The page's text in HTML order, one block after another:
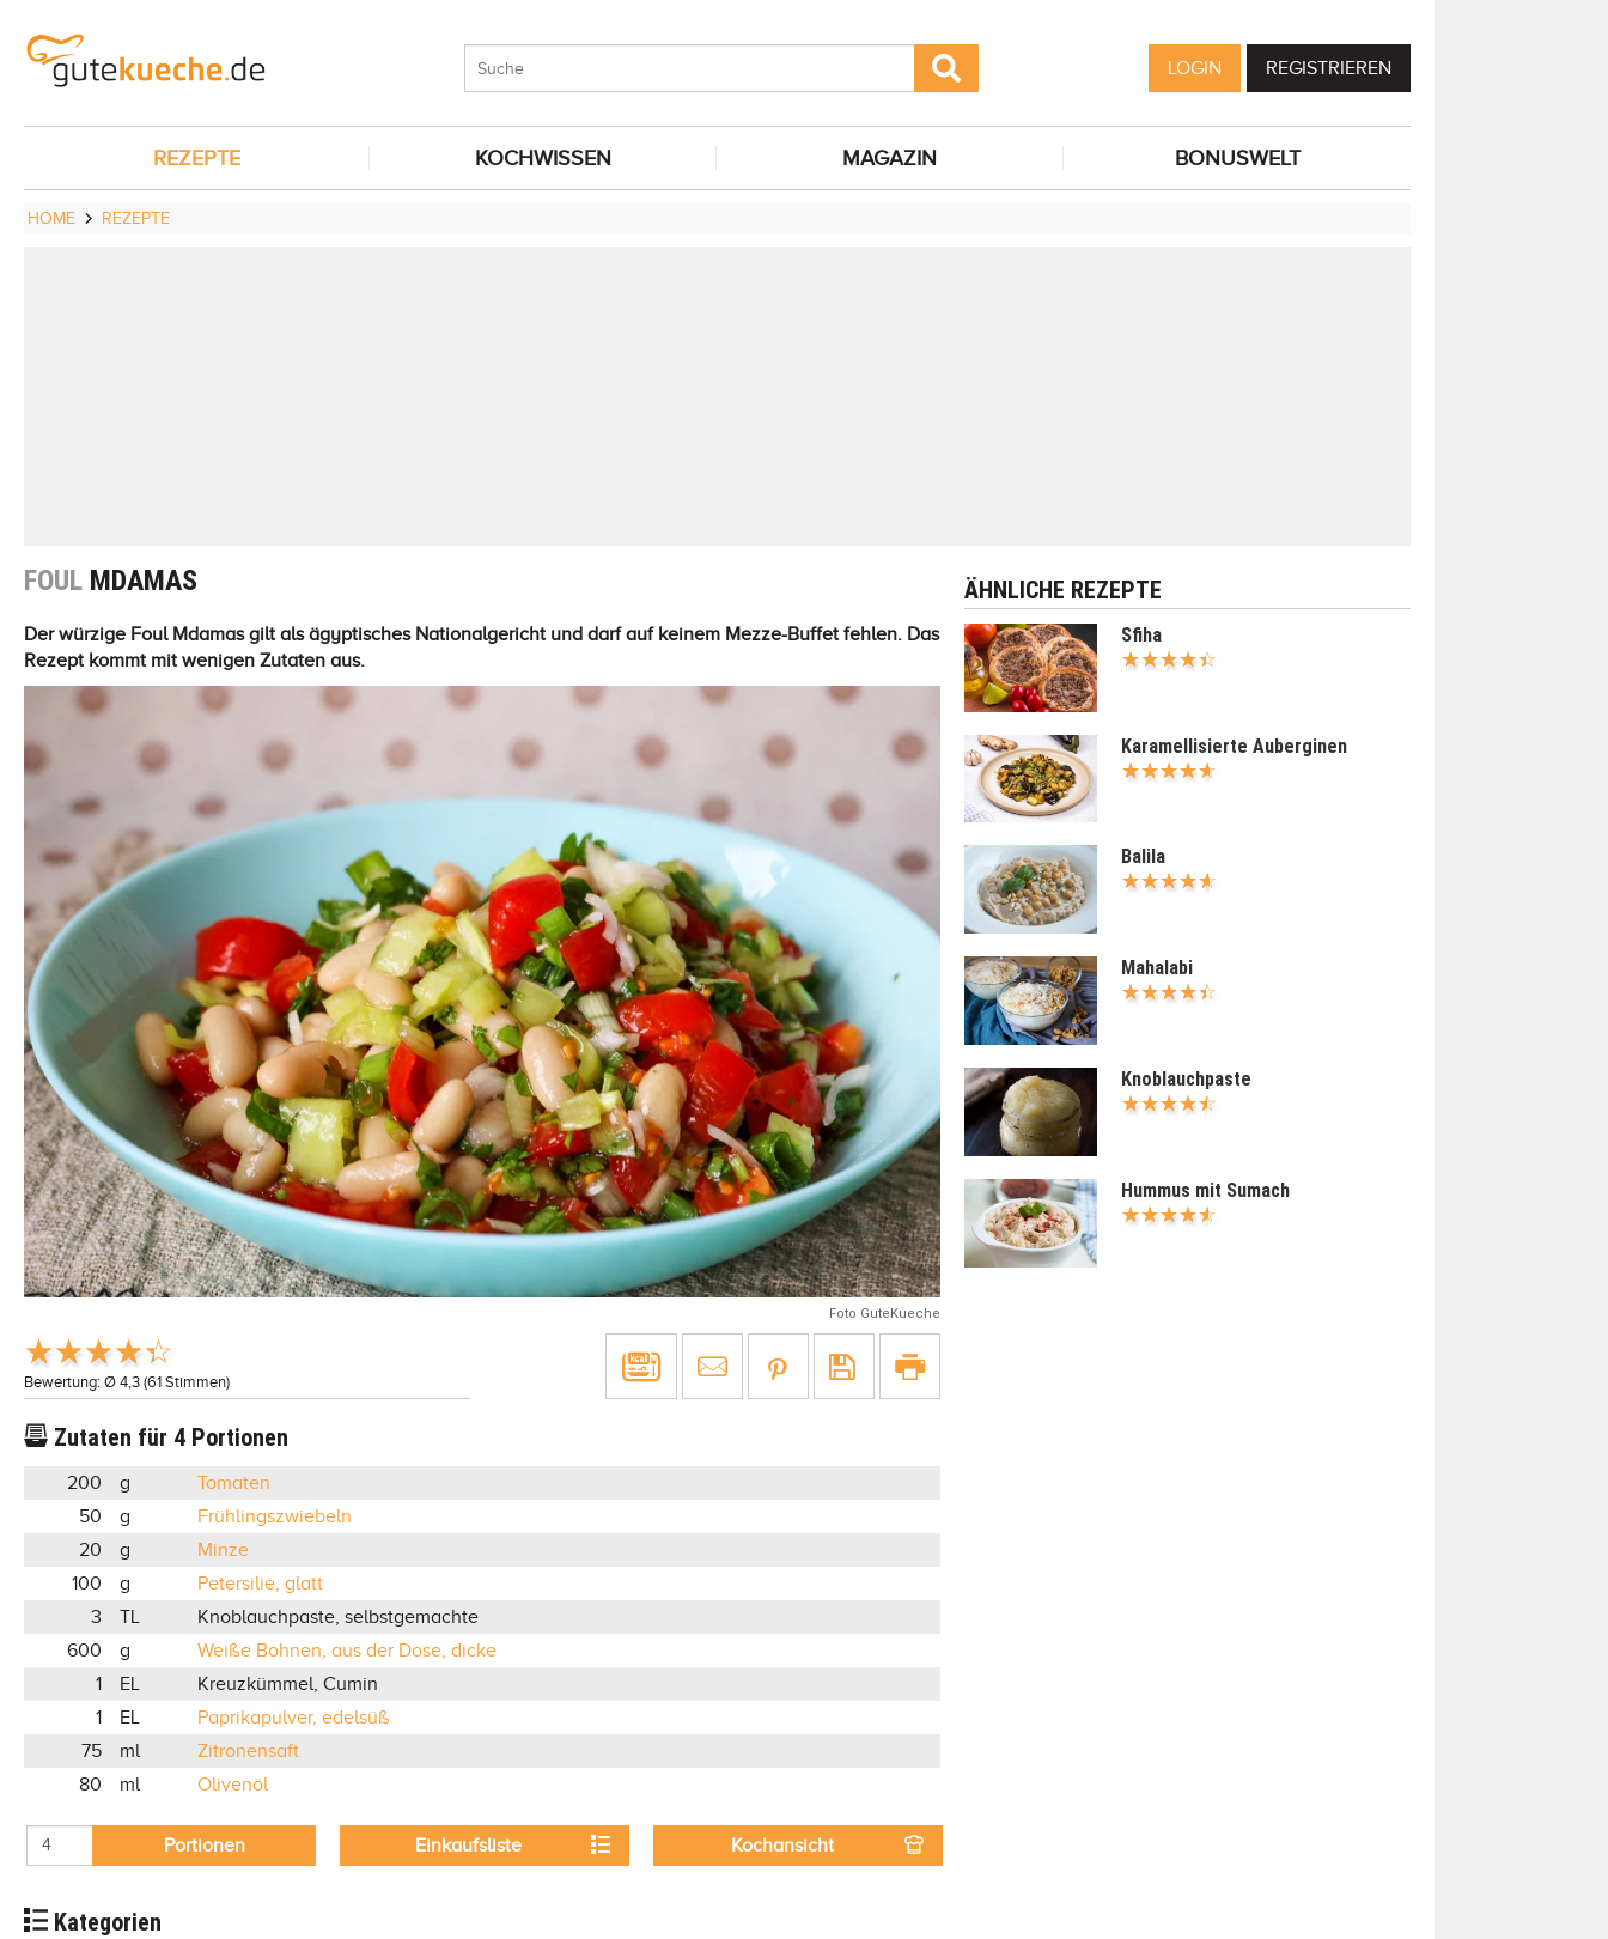
LOGIN REGISTRIEREN
REZEPTE KOCHWISSEN MAGAZIN BONUSWELT
HOME REZEPTE
FOUL MDAMAS
Der würzige Foul Mdamas gilt als ägyptisches Nationalgericht und darf auf keinem Mezze-Buffet fehlen. Das
Rezept kommt mit wenigen Zutaten aus.
Foto GuteKueche
Bewertung: Ø 4,3 (61 Stimmen)
Zutaten für 4 Portionen
200 g
Tomaten
50
g
Frühlingszwiebeln
20
g
Minze
100
g
Petersilie, glatt
3
TL
Knoblauchpaste, selbstgemachte
600
g
Weiße Bohnen, aus der Dose, dicke
1
EL
Kreuzkümmel, Cumin
1
EL
Paprikapulver, edelsüß
75
ml
Zitronensaft
80
ml Olivenöl
Portionen Einkaufsliste Kochansicht
Kategorien
ÄHNLICHE REZEPTE
Sfiha
Karamellisierte Auberginen
Balila
Mahalabi
Knoblauchpaste
Hummus mit Sumach